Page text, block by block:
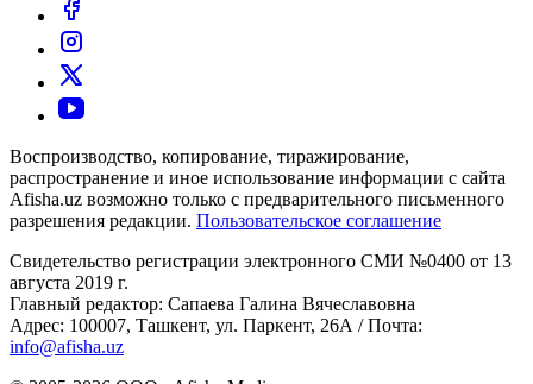
Воспроизводство, копирование, тиражирование,
распространение и иное использование информации с сайта
Afisha.uz возможно только с предварительного письменного
разрешения редакции. Пользовательское соглашение
Свидетельство регистрации электронного СМИ №0400 от 13
августа 2019 г.
Главный редактор: Сапаева Галина Вячеславовна
Адрес: 100007, Ташкент, ул. Паркент, 26А / Почта:
info@afisha.uz